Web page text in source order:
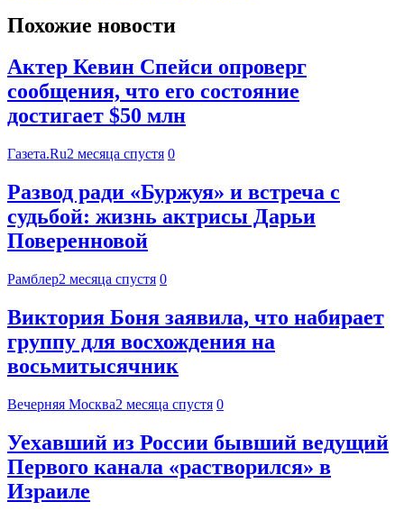
Похожие новости
Актер Кевин Спейси опроверг
сообщения, что его состояние
достигает $50 млн
Газета.Ru2 месяца спустя 0
Развод ради «Буржуя» и встреча с
судьбой: жизнь актрисы Дарьи
Поверенновой
Рамблер2 месяца спустя 0
Виктория Боня заявила, что набирает
группу для восхождения на
восьмитысячник
Вечерняя Москва2 месяца спустя 0
Уехавший из России бывший ведущий
Первого канала «растворился» в
Израиле